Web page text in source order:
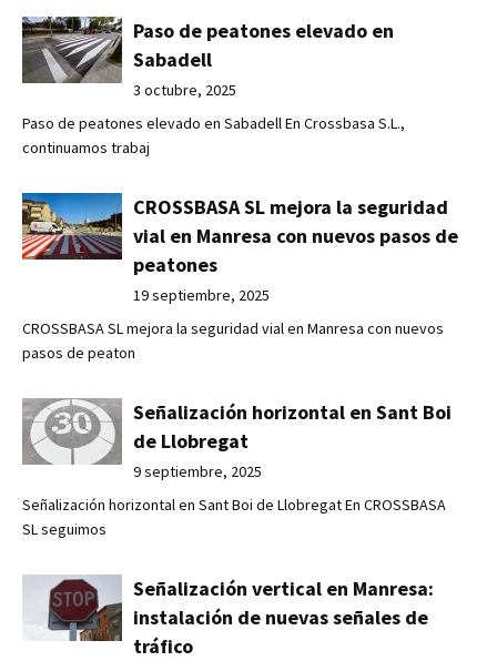
Paso de peatones elevado en
Sabadell
3 octubre, 2025
Paso de peatones elevado en Sabadell En Crossbasa S.L.,
continuamos trabaj
CROSSBASA SL mejora la seguridad
vial en Manresa con nuevos pasos de
peatones
19 septiembre, 2025
CROSSBASA SL mejora la seguridad vial en Manresa con nuevos
pasos de peaton
Señalización horizontal en Sant Boi
de Llobregat
9 septiembre, 2025
Señalización horizontal en Sant Boi de Llobregat En CROSSBASA
SL seguimos
Señalización vertical en Manresa:
instalación de nuevas señales de
tráfico